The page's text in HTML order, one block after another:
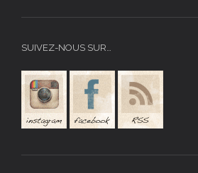
SUIVEZ-NOUS SUR…